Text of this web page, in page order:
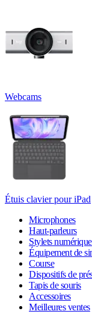
Webcams
Étuis clavier pour iPad
Microphones
Haut-parleurs
Stylets
Équipement de
Course
Dispositifs de
Tapis de souris
Accessoires
Meilleures ventes